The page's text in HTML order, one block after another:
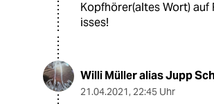
Kopfhörer(altes Wort) auf
isses!
Willi Müller alias Jupp
21.04.2021, 22:45 Uhr